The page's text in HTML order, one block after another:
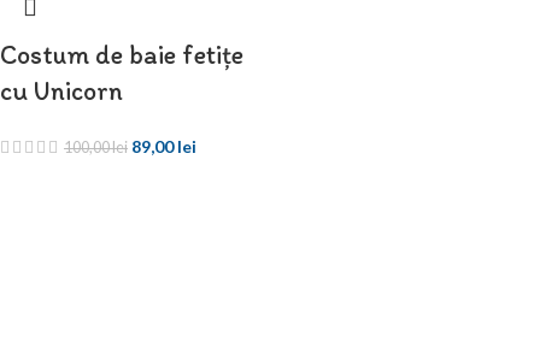
Costum de baie fetițe
cu Unicorn
100,00lei 89,00lei